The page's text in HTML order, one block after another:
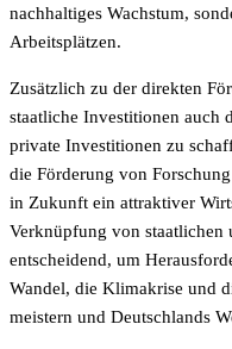
nachhaltiges Wachstum,
Arbeitsplätzen.
Zusätzlich zu der direkten
staatliche Investitionen auch
private Investitionen zu
die Förderung von
in Zukunft ein attraktiver
Verknüpfung von
entscheidend, um
Wandel, die Klimakrise und
meistern und Deutschlands